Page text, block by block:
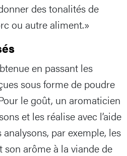
des tonalités de
ou autre aliment.»
en passant les
sous forme de poudre
le goût, un aromaticien
et les réalise avec l’aide
par exemple, les
arôme à la viande de